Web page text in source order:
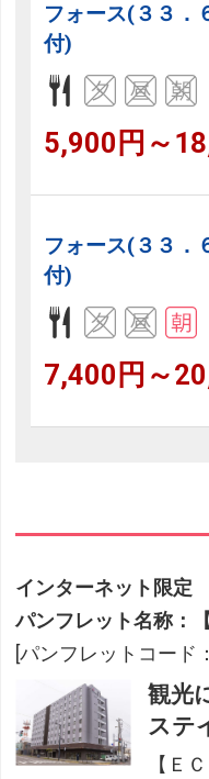
フォース(３３．
付)
5,900円～
フォース(３３．
付)
7,400円～
インターネット限定
パンフレット名称：
[パンフレットコード
観光
ステ
【Ｅ